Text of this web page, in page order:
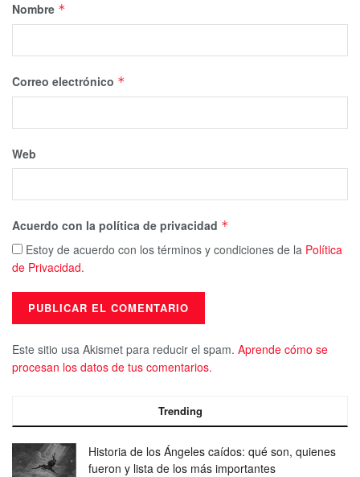
Nombre *
Correo electrónico *
Web
Acuerdo con la política de privacidad *
Estoy de acuerdo con los términos y condiciones de la Política
de Privacidad.
Este sitio usa Akismet para reducir el spam. Aprende cómo se
procesan los datos de tus comentarios.
Trending
Historia de los Ángeles caídos: qué son, quienes
fueron y lista de los más importantes